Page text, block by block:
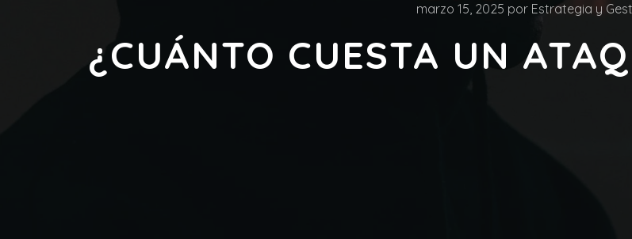
marzo 15, 2025 por Estrategia y
¿CUÁNTO CUESTA UN